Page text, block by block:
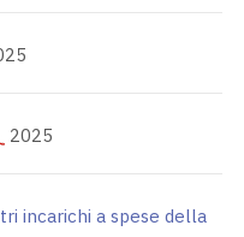
2025
incarichi a spese della